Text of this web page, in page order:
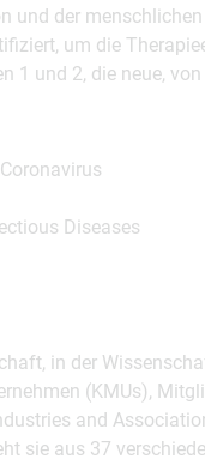
der
um die
1 und 2, die neue,
Diseases
in der
(KMUs),
and
sie aus 37